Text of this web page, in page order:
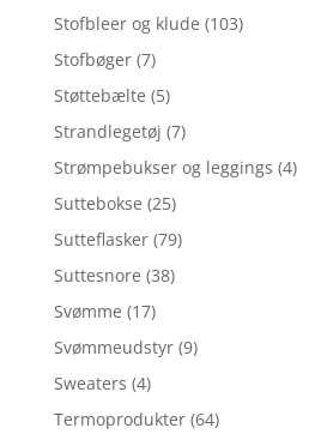
Stofbleer og klude (103)
Stofbøger (7)
Støttebælte (5)
Strandlegetøj (7)
Strømpebukser og leggings (4)
Suttebokse (25)
Sutteflasker (79)
Suttesnore (38)
Svømme (17)
Svømmeudstyr (9)
Sweaters (4)
Termoprodukter (64)